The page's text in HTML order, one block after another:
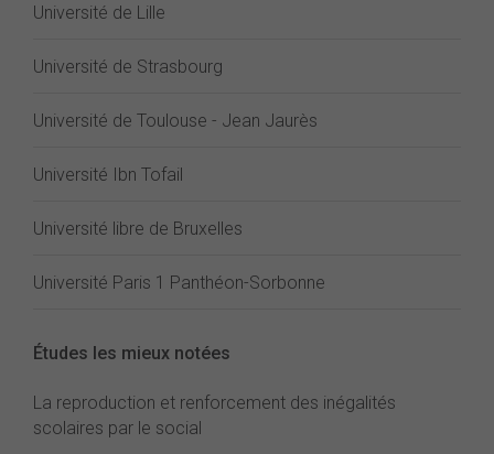
Université de Lille
Université de Strasbourg
Université de Toulouse - Jean Jaurès
Université Ibn Tofail
Université libre de Bruxelles
Université Paris 1 Panthéon-Sorbonne
Études les mieux notées
La reproduction et renforcement des inégalités
scolaires par le social